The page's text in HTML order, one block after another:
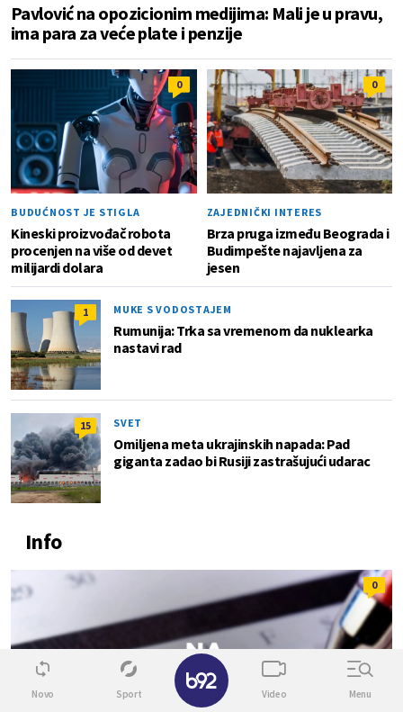
Pavlović na opozicionim medijima: Mali je u pravu,
ima para za veće plate i penzije
0
BUDUĆNOST JE STIGLA
Kineski proizvođač robota
procenjen na više od devet
milijardi dolara
0
ZAJEDNIČKI INTERES
Brza pruga između Beograda i
Budimpešte najavljena za
jesen
1 MUKE S VODOSTAJEM
Rumunija: Trka sa vremenom da nuklearka
nastavi rad
15 SVET
Omiljena meta ukrajinskih napada: Pad
giganta zadao bi Rusiji zastrašujući udarac
Info
0
Novo Sport Video Menu
✕